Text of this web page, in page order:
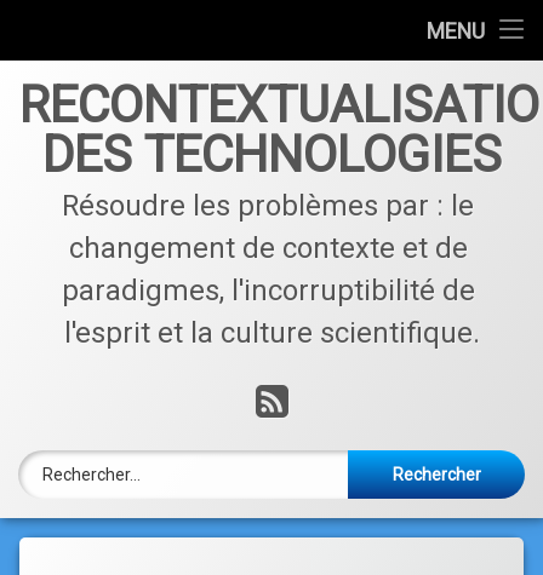
MENU
Qui sommes nous ?
Contactez nous !
Articles par catégories
content
DES TECHNOLOGIES
Résoudre les problèmes par : le
changement de contexte et de
paradigmes, l'incorruptibilité de
l'esprit et la culture scientifique.
RSS
Rechercher :